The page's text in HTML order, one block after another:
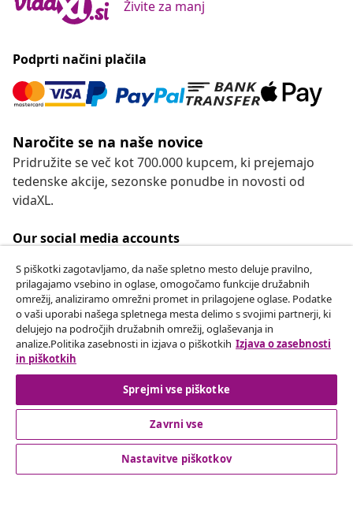
Živite za manj
Podprti načini plačila
Naročite se na naše novice
Pridružite se več kot 700.000 kupcem, ki prejemajo
tedenske akcije, sezonske ponudbe in novosti od
vidaXL.
Our social media accounts
Odstop od pogodbe
Oddaj zahtevek za odstop od naročila.
Odstop od pogodbe
Podpora za stranke
S piškotki zagotavljamo, da naše spletno mesto deluje pravilno,
prilagajamo vsebino in oglase, omogočamo funkcije družabnih
omrežij, analiziramo omrežni promet in prilagojene oglase. Podatke
o vaši uporabi našega spletnega mesta delimo s svojimi partnerji, ki
delujejo na področjih družabnih omrežij, oglaševanja in
analize.Politika zasebnosti in izjava o piškotkih Izjava o zasebnosti
in piškotkih
Sprejmi vse piškotke
Zavrni vse
Nastavitve piškotkov